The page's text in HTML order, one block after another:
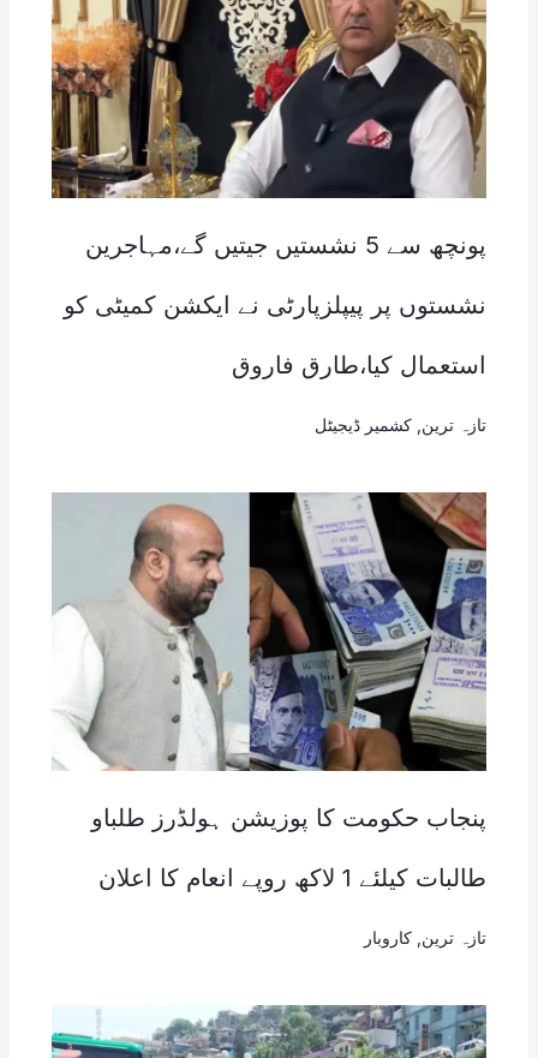
پونچھ سے 5 نشستیں جیتیں گے،مہاجرین
نشستوں پر پیپلزپارٹی نے ایکشن کمیٹی کو
استعمال کیا،طارق فاروق
تازہ ترین کشمیر ڈیجیٹل
پنجاب حکومت کا پوزیشن ہولڈرز طلباو
طالبات کیلئے 1 لاکھ روپے انعام کا اعلان
تازہ ترین کاروبار